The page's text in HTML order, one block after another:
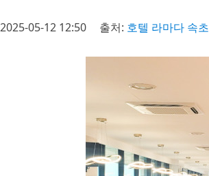
2025-05-12 12:50 출처: 호텔 라마다 속초